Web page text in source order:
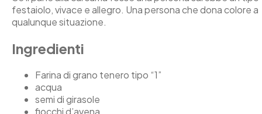
festaiolo, vivace e allegro. Una persona che dona colore a
qualunque situazione.
Ingredienti
Farina di grano tenero tipo “1”
acqua
semi di girasole
fiocchi d’avena